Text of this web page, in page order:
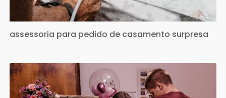
assessoria para pedido de casamento surpresa